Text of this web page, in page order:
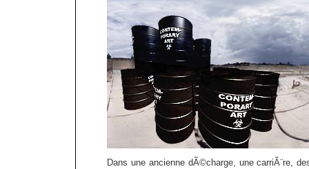
Dans une ancienne dÃ©charge, une carriÃ¨re,